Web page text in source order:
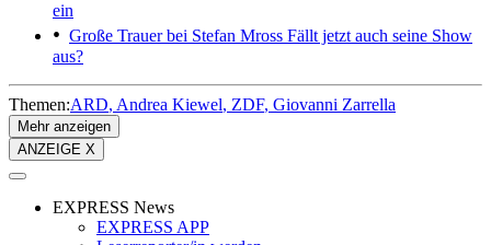
ein
Große Trauer bei Stefan Mross Fällt jetzt auch seine Show
aus?
Themen:ARD Andrea Kiewel ZDF Giovanni Zarrella
Mehr anzeigen
ANZEIGE X
EXPRESS News
EXPRESS APP